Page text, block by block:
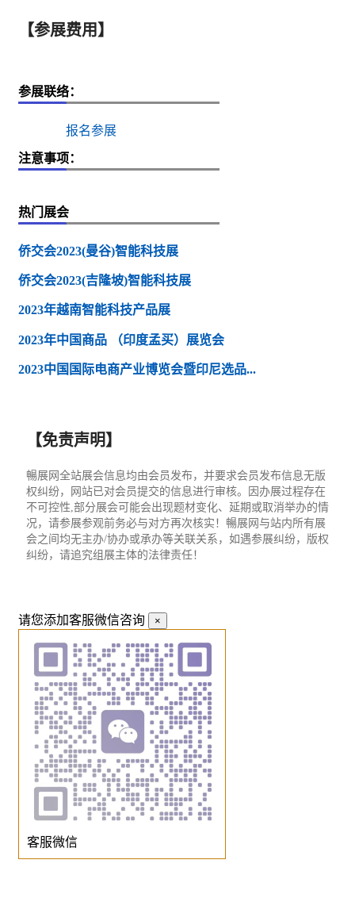
【参展费用】
参展联络：
报名参展
注意事项：
热门展会
侨交会2023(曼谷)智能科技展
侨交会2023(吉隆坡)智能科技展
2023年越南智能科技产品展
2023年中国商品 （印度孟买）展览会
2023中国国际电商产业博览会暨印尼选品...
【免责声明】
暢展网全站展会信息均由会员发布，并要求会员发布信息无版
权纠纷，网站已对会员提交的信息进行审核。因办展过程存在
不可控性,部分展会可能会出现题材变化、延期或取消举办的情
况，请参展参观前务必与对方再次核实！暢展网与站内所有展
会之间均无主办/协办或承办等关联关系，如遇参展纠纷，版权
纠纷，请追究组展主体的法律责任！
请您添加客服微信咨询 ×
客服微信